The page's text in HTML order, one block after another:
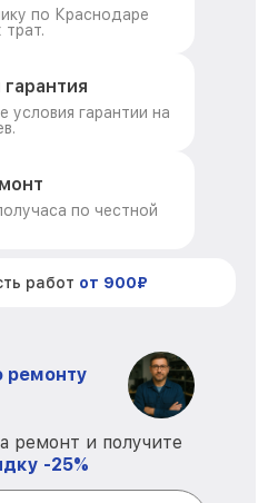
по Краснодаре
условия гарантии на
по честной
работ от 900₽
ремонту
ремонт и получите
-25%